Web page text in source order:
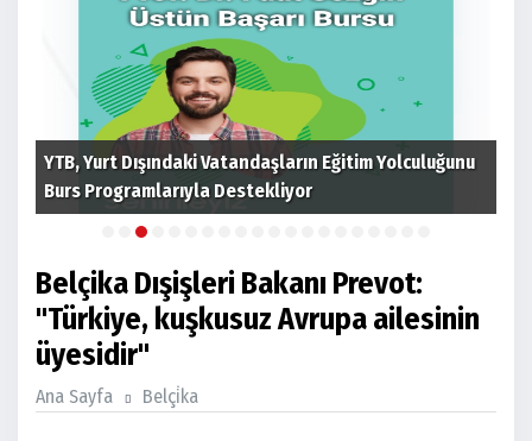
Cumhurbaşkanına suikast girişiminde bulunan
timdeki FETÖ üyesi Karatepe tutuklandı
Belçika Dışişleri Bakanı Prevot:
"Türkiye, kuşkusuz Avrupa ailesinin
üyesidir"
Ana Sayfa Belçi̇ka